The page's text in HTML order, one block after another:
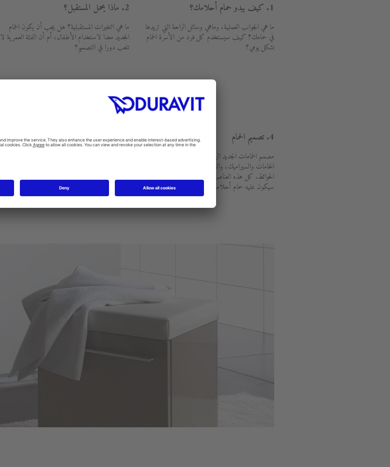
1. كيف يبدو حمام أحلامك؟
ما هي الجوانب العملية، وماهي وسائل الراحة التي تريدها
في حمامك؟ كيف سيستخدم كل فرد من الأسرة الحمام
بشكل يومي؟
2. ماذا يحمل المستقبل؟
ما هي التغيرات المستقبلية؟ هل يجب أن يكون الحمام
الجديد معدا لاستخدام الأطفال، أم أن الفئة العمرية لا
تلعب دورا في التصميم؟
4. تصميم الحمام
الخامات والسيراميك، والتشطيبات الخشبية، وتجليد
الحوائط. كل هذه العناصر توفر لك صورة دقيقة لما
سيكون عليه حمام أحلامك.
5. والآن استمتع!